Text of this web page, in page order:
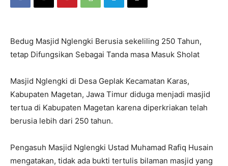
Bedug Masjid Nglengki Berusia sekeliling 250 Tahun,
tetap Difungsikan Sebagai Tanda masa Masuk Sholat
Masjid Nglengki di Desa Geplak Kecamatan Karas,
Kabupaten Magetan, Jawa Timur diduga menjadi masjid
tertua di Kabupaten Magetan karena diperkriakan telah
berusia lebih dari 250 tahun.
Pengasuh Masjid Nglengki Ustad Muhamad Rafiq Husain
mengatakan, tidak ada bukti tertulis bilaman masjid yang